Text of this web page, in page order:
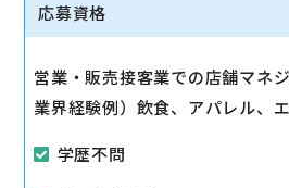
していただきます。
マイカー通勤可
応募資格
営業・販売接客業での店舗マネ
業界経験例）飲食、アパレル、
学歴不問